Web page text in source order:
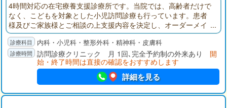
4時間対応の在宅療養支援診療所です。当院では、高齢者だけで
なく、こどもを対象とした小児訪問診療も行っています。患者
様及びご家族様とご相談の上支援内容を決定し、オーダーメイ
ド型の在宅医療を行います。投薬・点滴の管理など、在宅で安
全な範囲で行える医療行為は全て可能です。。
内科・小児科・整形外科・精神科・皮膚科
訪問診療クリニック 月 1回､完全予約制の外来あり 開
始・終了時間は直接の確認をおすすめします
詳細を見る